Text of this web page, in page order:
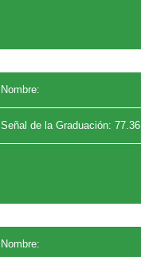
Nombre:
Señal de la Graduación: 77.36
Nombre: